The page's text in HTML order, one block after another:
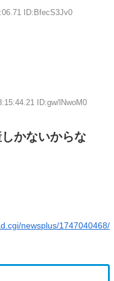
ID:BfecS3Jv0
ID:gw/lNwoM0
かないからな
newsplus/1747040468/